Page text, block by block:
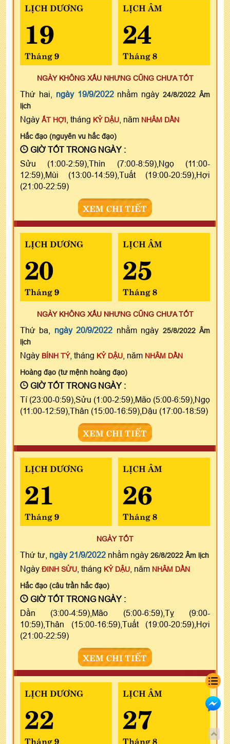
LỊCH DƯƠNG
19
Tháng 9
LỊCH ÂM
24
Tháng 8
NGÀY KHÔNG XẤU NHƯNG CŨNG CHƯA TỐT
Thứ hai, ngày 19/9/2022nhằm ngày24/8/2022 Âm
lịch
Ngày ẤT HỢI , tháng KỶ DẬU , năm NHÂM DẦN
Hắc đạo (nguyên vu hắc đạo)
GIỜ TỐT TRONG NGÀY :
Sửu (1:00-2:59),Thìn (7:00-8:59),Ngọ (11:00-
12:59),Mùi (13:00-14:59),Tuất (19:00-20:59),Hợi
(21:00-22:59)
XEM CHI TIẾT
LỊCH DƯƠNG
20
Tháng 9
LỊCH ÂM
25
Tháng 8
NGÀY KHÔNG XẤU NHƯNG CŨNG CHƯA TỐT
Thứ ba, ngày 20/9/2022 nhằm ngày 25/8/2022 Âm
lịch
Ngày BÍNH TÝ, tháng KỶ DẬU , năm NHÂM DẦN
Hoàng đạo (tư mệnh hoàng đạo)
GIỜ TỐT TRONG NGÀY :
Tí (23:00-0:59),Sửu (1:00-2:59),Mão (5:00-6:59),Ngọ
(11:00-12:59),Thân (15:00-16:59),Dậu (17:00-18:59)
XEM CHI TIẾT
LỊCH DƯƠNG
21
Tháng 9
LỊCH ÂM
26
Tháng 8
NGÀY TỐT
Thứ tư, ngày 21/9/2022 nhằm ngày 26/8/2022 Âm lịch
Ngày ĐINH SỬU , tháng KỶ DẬU , năm NHÂM DẦN
Hắc đạo (câu trần hắc đạo)
GIỜ TỐT TRONG NGÀY :
Dần (3:00-4:59),Mão (5:00-6:59),Tỵ (9:00-
10:59),Thân (15:00-16:59),Tuất (19:00-20:59),Hợi
(21:00-22:59)
XEM CHI TIẾT
LỊCH DƯƠNG
22
Tháng 9
LỊCH ÂM
27
Tháng 8